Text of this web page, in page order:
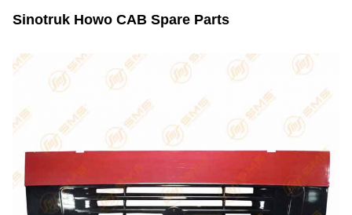
Sinotruk Howo CAB Spare Parts